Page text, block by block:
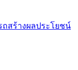
สร้างผลประโยชน์